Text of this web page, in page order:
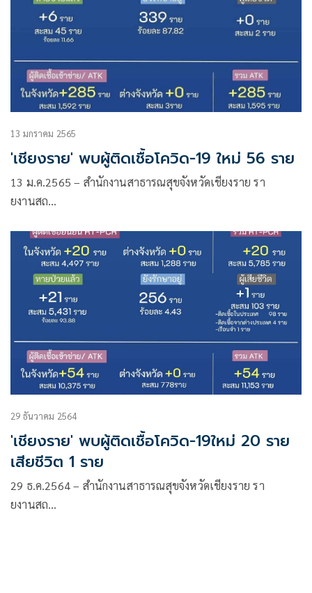
13 มกราคม 2565
'เชียงราย' พบผู้ติดเชื้อโควิด-19 ใหม่ 56 ราย
13 ม.ค.2565 – สำนักงานสาธารณสุขจังหวัดเชียงราย รา
ยงานสถ…
29 ธันวาคม 2564
'เชียงราย' พบผู้ติดเชื้อโควิด-19ใหม่ 20 ราย
เสียชีวิต 1 ราย
29 ธ.ค.2564 – สำนักงานสาธารณสุขจังหวัดเชียงราย รา
ยงานสถ…